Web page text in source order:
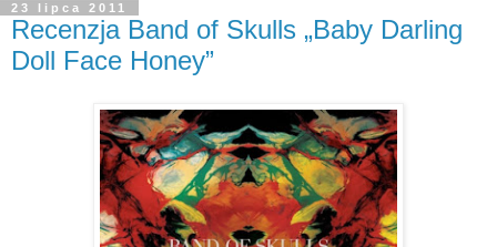
23 lipca 2011
Recenzja Band of Skulls „Baby Darling
Doll Face Honey”